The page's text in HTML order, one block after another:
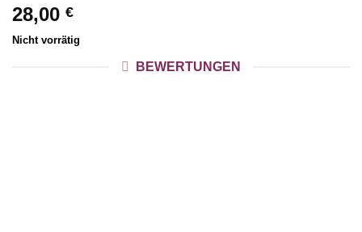
28,00 €
Nicht vorrätig
BEWERTUNGEN